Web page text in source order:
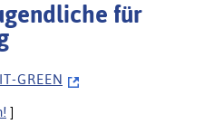
für
- G R E E N
]